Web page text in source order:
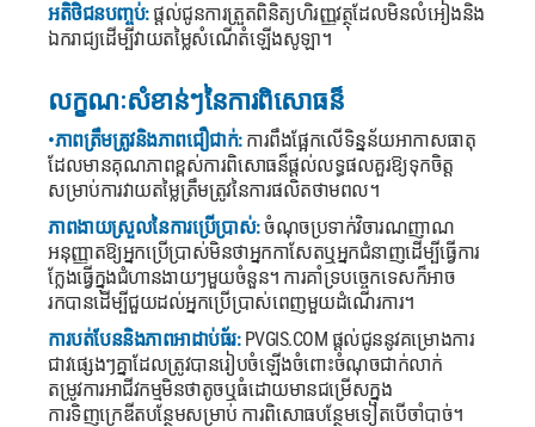
អតិថិជនបញ្ចប់:ផ្តល់ជូនការត្រួតពិនិត្យហិរញ្ញវត្ថុដែលមិនលំអៀងនិង
ឯករាជ្យដើម្បីវាយតម្លៃសំណើតំឡើងសូឡា។
លក្ខណៈសំខាន់ៗនៃការពិសោធន៏
•ភាពត្រឹមត្រូវនិងភាពជឿជាក់: ការពឹងផ្អែកលើទិន្នន័យអាកាសធាតុ
ដែលមានគុណភាពខ្ពស់ការពិសោធន៏ផ្តល់លទ្ធផលគួរឱ្យទុកចិត្ត
សម្រាប់ការវាយតម្លៃត្រឹមត្រូវនៃការផលិតថាមពល។
ភាពងាយស្រួលនៃការប្រើប្រាស់:ចំណុចប្រទាក់វិចារណញាណ
អនុញ្ញាតឱ្យអ្នកប្រើប្រាស់មិនថាអ្នកកាសែតឬអ្នកជំនាញដើម្បីធ្វើការ
ក្លែងធ្វើក្នុងជំហានងាយៗមួយចំនួន។ ការគាំទ្របច្ចេកទេសក៏អាច
រកបានដើម្បីជួយដល់អ្នកប្រើប្រាស់ពេញមួយដំណើរការ។
ការបត់បែននិងភាពអាដាប់ធ័រ: PVGIS.COM ផ្តល់ជូននូវគម្រោងការ
ជាវផ្សេងៗគ្នាដែលត្រូវបានរៀបចំឡើងចំពោះចំណុចជាក់លាក់
តម្រូវការអាជីវកម្មមិនថាតូចឬធំដោយមានជម្រើសក្នុង
ការទិញក្រេឌីតបន្ថែមសម្រាប់ ការពិសោធបន្ថែមទៀតបើចាំបាច់។